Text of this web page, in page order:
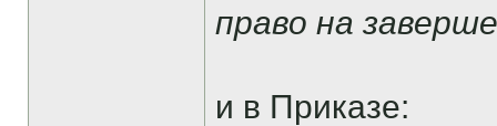
право на
и в Приказе: